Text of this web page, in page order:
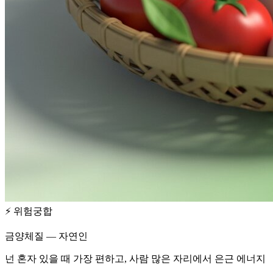
⚡ 위험궁합
금양체질 — 자연인
넌 혼자 있을 때 가장 편하고, 사람 많은 자리에서 은근 에너지